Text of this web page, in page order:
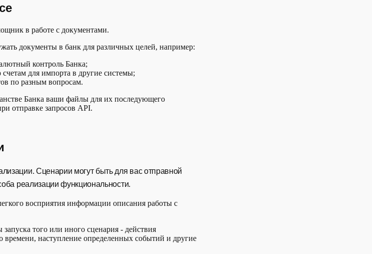
в работе с документами.
документы в банк для различных целей, например:
контроль Банка;
для импорта в другие системы;
по разным вопросам.
Банка ваши файлы для их последующего
отправке запросов API.
Сценарии могут быть для вас отправной
реализации функциональности.
восприятия информации описания работы с
того или иного сценария - действия
времени, наступление определенных событий и другие